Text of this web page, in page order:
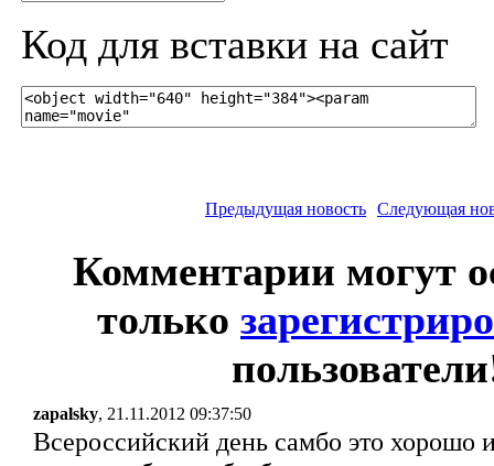
Код для вставки на сайт
Предыдущая новость Следующая
Комментарии могут
только
zapalsky, 21.11.2012 09:37:50
Всероссийский день самбо это хорошо